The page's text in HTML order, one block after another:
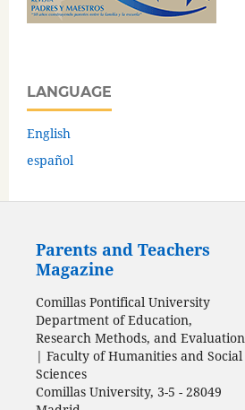
LANGUAGE
English
español
Parents and Teachers
Magazine
Comillas Pontifical University
Department of Education,
Research Methods, and Evaluation
| Faculty of Humanities and Social
Sciences
Comillas University, 3-5 - 28049